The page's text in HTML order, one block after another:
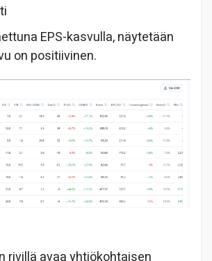
EPS-kasvulla, näytetään
on positiivinen.
rivillä avaa yhtiökohtaisen